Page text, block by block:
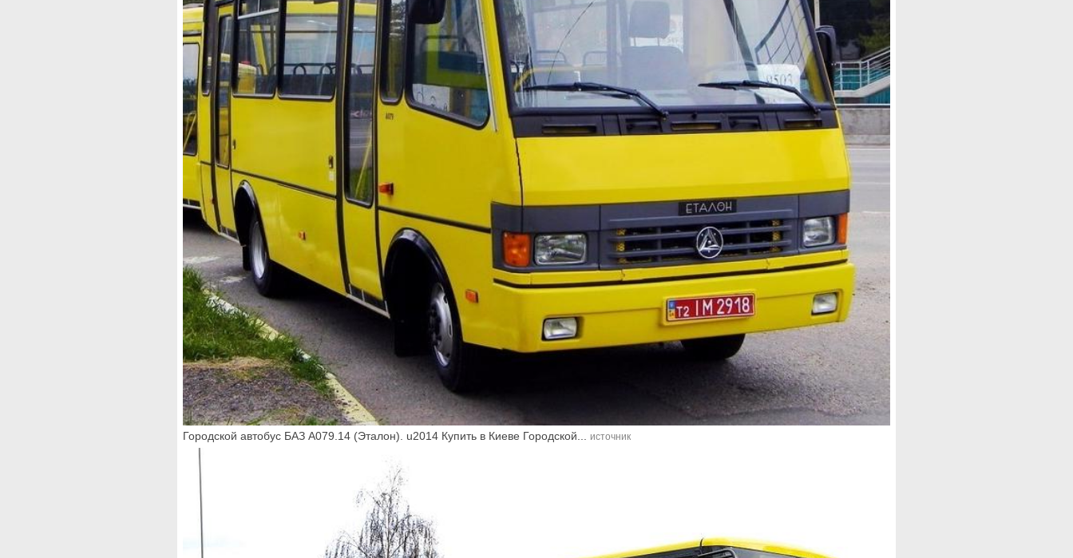
Городской автобус БАЗ А079.14 (Эталон). u2014 Купить в Киеве Городской... источник